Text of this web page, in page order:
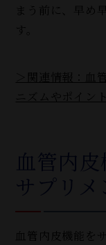
まう前に、早め
す。
＞関連情報：
ニズムやポイン
血管内
サプリ
血管内皮機能を